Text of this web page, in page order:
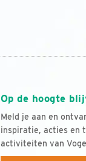
Op de hoogte
Meld je aan en
inspiratie, acties en
activiteiten van